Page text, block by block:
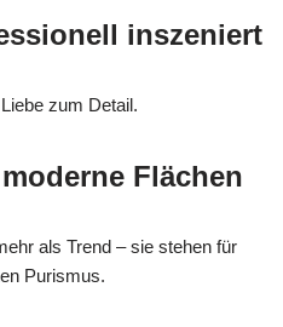
inszeniert
zum Detail.
Flächen
als Trend – sie stehen für
Purismus.